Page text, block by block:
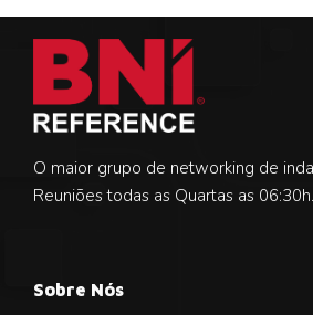
O maior grupo de networking de
Reuniões todas as Quartas as 06:30h.
Sobre Nós